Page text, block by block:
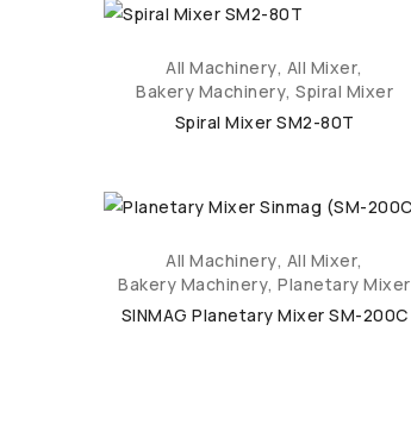
All Machinery, All Mixer,
Bakery Machinery, Spiral Mixer
Spiral Mixer SM2-80T
All Machinery, All Mixer,
Bakery Machinery,Planetary Mixer
SINMAG Planetary Mixer SM-200C